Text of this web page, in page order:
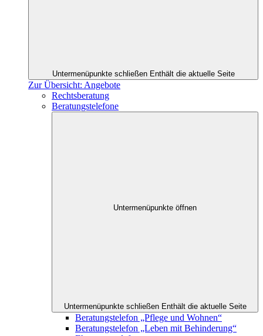
Untermenüpunkte schließen Enthält die aktuelle Seite
Zur Übersicht: Angebote
Rechtsberatung
Beratungstelefone
Untermenüpunkte öffnen
Untermenüpunkte schließen Enthält die aktuelle Seite
Beratungstelefon „Pflege und Wohnen“
Beratungstelefon „Leben mit Behinderung“